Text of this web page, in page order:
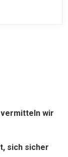
vermitteln wir
sich sicher